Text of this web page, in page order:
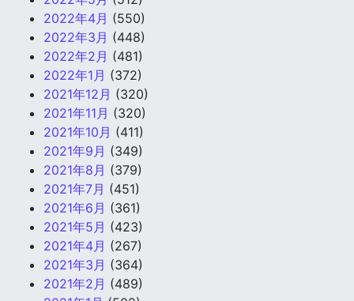
2022年4月 (550)
2022年3月 (448)
2022年2月 (481)
2022年1月 (372)
2021年12月 (320)
2021年11月 (320)
2021年10月 (411)
2021年9月 (349)
2021年8月 (379)
2021年7月 (451)
2021年6月 (361)
2021年5月 (423)
2021年4月 (267)
2021年3月 (364)
2021年2月 (489)